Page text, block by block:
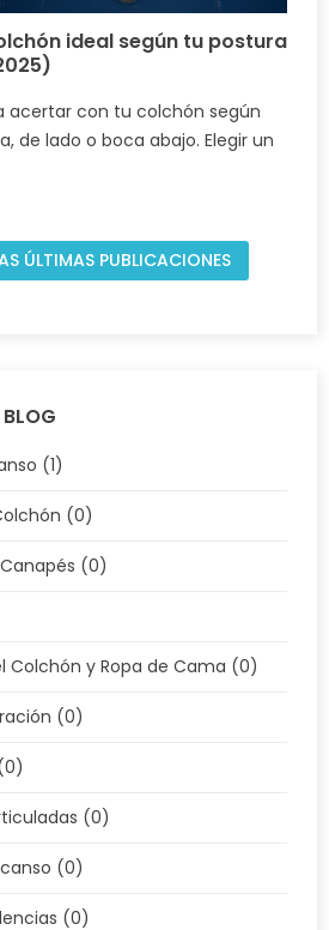
ideal según tu postura
acertar con tu colchón según
de lado o boca abajo. Elegir un
ÚLTIMAS PUBLICACIONES
(1)
(0)
(0)
Colchón y Ropa de Cama (0)
(0)
(0)
(0)
(0)